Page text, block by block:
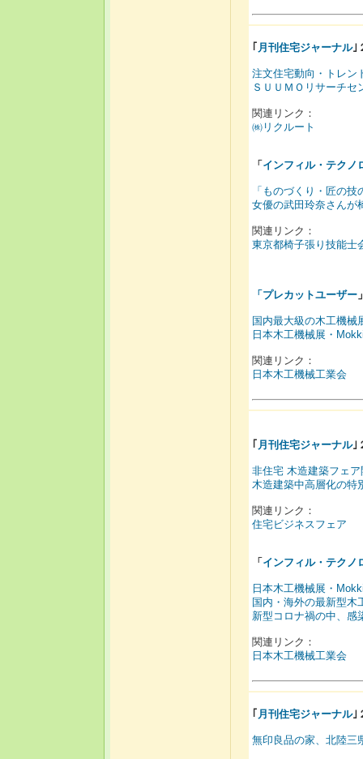
｢ 月刊住宅ジャーナル｣
注文住宅動向・トレン
ＳＵＵＭＯリサーチセ
関連リンク：
㈱リクルート
「 インフィル・テクノ
「ものづくり・匠の
女優の武田玲奈さんが
関連リンク：
東京都椅子張り技能士
「 プレカットユーザー
国内最大級の木工機械
日本木工機械展・
関連リンク：
日本木工機械工業会
｢ 月刊住宅ジャーナル｣
非住宅 木造建築フェア
木造建築中高層化の特
関連リンク：
住宅ビジネスフェア
「 インフィル・テクノ
日本木工機械展・
国内・海外の最新型木
新型コロナ禍の中、感
関連リンク：
日本木工機械工業会
｢ 月刊住宅ジャーナル｣
無印良品の家、北陸三